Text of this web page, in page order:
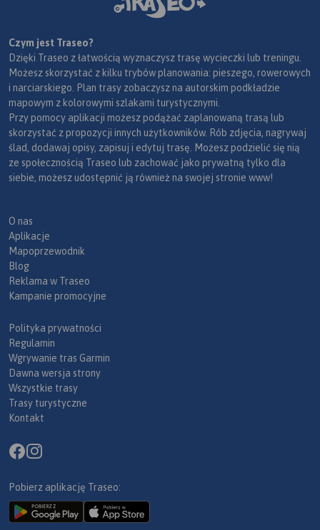
Czym jest Traseo?
Dzięki Traseo z łatwością wyznaczysz trasę wycieczki lub treningu.
Możesz skorzystać z kilku trybów planowania: pieszego, rowerowych
i narciarskiego. Plan trasy zobaczysz na autorskim podkładzie
mapowym z kolorowymi szlakami turystycznymi.
Przy pomocy aplikacji możesz podążać zaplanowaną trasą lub
skorzystać z propozycji innych użytkowników. Rób zdjęcia, nagrywaj
ślad, dodawaj opisy, zapisuj i edytuj trasę. Możesz podzielić się nią
ze społecznością Traseo lub zachować jako prywatną tylko dla
siebie, możesz udostępnić ją również na swojej stronie www!
O nas
Aplikacje
Mapoprzewodnik
Blog
Reklama w Traseo
Kampanie promocyjne
Polityka prywatności
Regulamin
Wgrywanie tras Garmin
Dawna wersja strony
Wszystkie trasy
Trasy turystyczne
Kontakt
Pobierz aplikację Traseo: